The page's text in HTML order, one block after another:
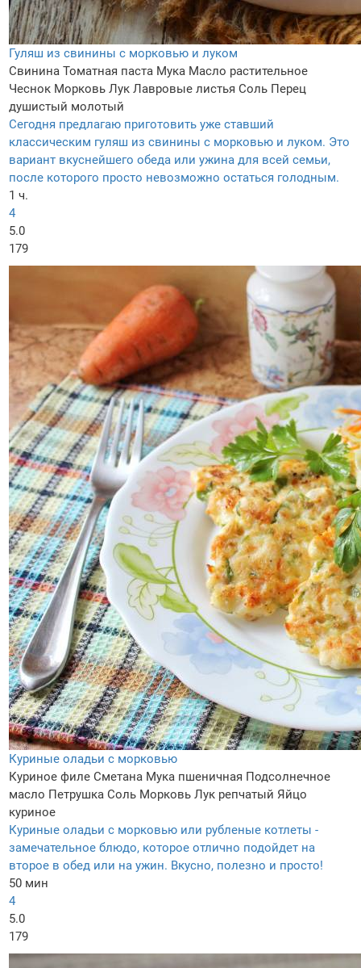
Гуляш из свинины с морковью и луком
Свинина Томатная паста Мука Масло растительное
Чеснок Морковь Лук Лавровые листья Соль Перец
душистый молотый
Сегодня предлагаю приготовить уже ставший
классическим гуляш из свинины с морковью и луком. Это
вариант вкуснейшего обеда или ужина для всей семьи,
после которого просто невозможно остаться голодным.
1 ч.
4
5.0
179
Куриные оладьи с морковью
Куриное филе Сметана Мука пшеничная Подсолнечное
масло Петрушка Соль Морковь Лук репчатый Яйцо
куриное
Куриные оладьи с морковью или рубленые котлеты -
замечательное блюдо, которое отлично подойдет на
второе в обед или на ужин. Вкусно, полезно и просто!
50 мин
4
5.0
179